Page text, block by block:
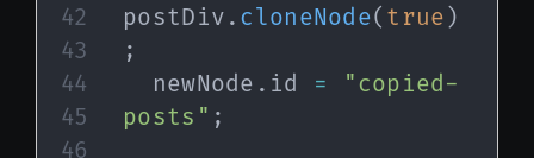
postDiv . cloneNode( true )
;
  newNode
. id =
"copied-
posts" ;